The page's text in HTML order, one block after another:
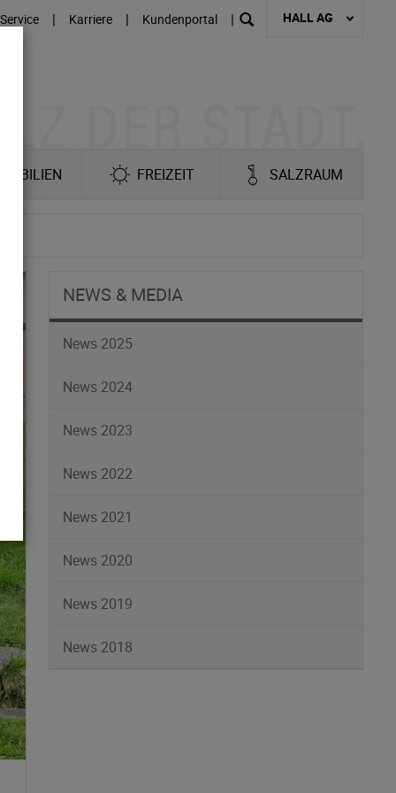
Service | Karriere | Kundenportal | HALL AG
FREIZEIT SALZRAUM
NEWS & MEDIA
News 2025
News 2024
News 2023
News 2022
News 2021
News 2020
News 2019
News 2018